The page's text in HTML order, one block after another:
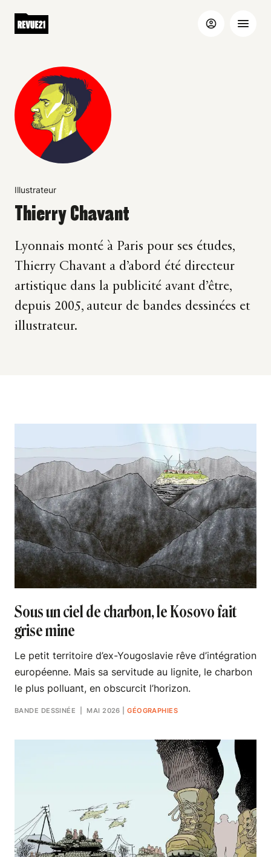
Illustrateur
Thierry Chavant
Lyonnais monté à Paris pour ses études,
Thierry Chavant a d’abord été directeur
artistique dans la publicité avant d’être,
depuis 2005, auteur de bandes dessinées et
illustrateur.
Sous un ciel de charbon, le Kosovo fait
grise mine
Le petit territoire d’ex-Yougoslavie rêve d’intégration
européenne. Mais sa servitude au lignite, le charbon
le plus polluant, en obscurcit l’horizon.
BANDE DESSINÉE | MAI 2026 |GÉOGRAPHIES